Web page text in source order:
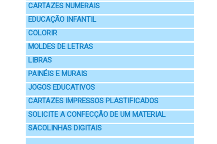
CARTAZES NUMERAIS
EDUCAÇÃO INFANTIL
COLORIR
MOLDES DE LETRAS
LIBRAS
PAINÉIS E MURAIS
JOGOS EDUCATIVOS
CARTAZES IMPRESSOS PLASTIFICADOS
SOLICITE A CONFECÇÃO DE UM MATERIAL
SACOLINHAS DIGITAIS